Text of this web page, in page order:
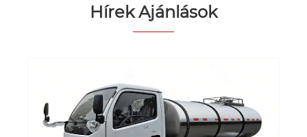
Hírek Ajánlások